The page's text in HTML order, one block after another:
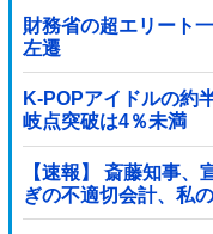
財務省の超エリート
左遷
K-POPアイドルの約
岐点突破は4％未満
【速報】 斎藤知事
ぎの不適切会計、私